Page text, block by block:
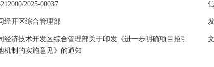
2025-00037
经开区综合管理部
经济技术开发区综合管理部关于印发《进一步明确项目招引
机制的实施意见》的通知